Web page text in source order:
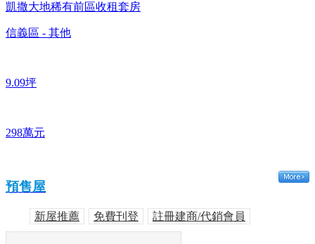
凱撒大地稀有前區收租套房
信義區 - 其他
9.09坪
298萬元
預售屋
新屋推薦 免費刊登 註冊建商/代銷會員